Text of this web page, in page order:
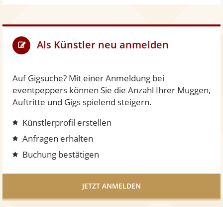
Als Künstler neu anmelden
Auf Gigsuche? Mit einer Anmeldung bei
eventpeppers können Sie die Anzahl Ihrer Muggen,
Auftritte und Gigs spielend steigern.
Künstlerprofil erstellen
Anfragen erhalten
Buchung bestätigen
JETZT ANMELDEN